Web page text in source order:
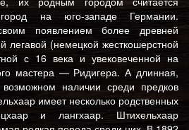
на юго-западе Германии.
появлением более древней
легавой (немецкой жесткошерстной
с 16 века и увековеченной на
мастера — Ридигера. А длинная,
наличии среди предков
имеет несколько родственных
и лангхаар. Штихельхаар